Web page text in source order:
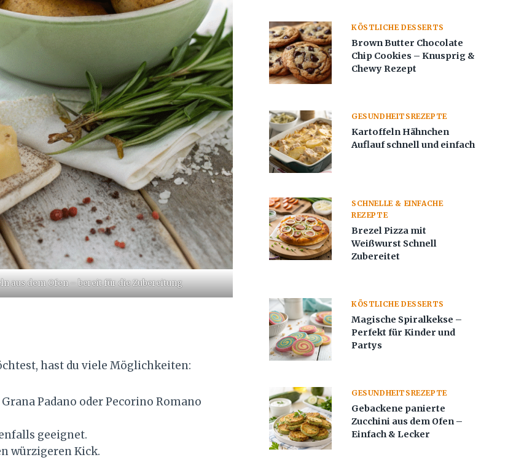
aus dem Ofen – bereit für die Zubereitung
hast du viele Möglichkeiten:
Padano oder Pecorino Romano
geeignet.
würzigeren Kick.
KÖSTLICHE DESSERTS
Brown Butter Chocolate
Chip Cookies – Knusprig &
Chewy Rezept
GESUNDHEITSREZEPTE
Kartoffeln Hähnchen
Auflauf schnell und einfach
SCHNELLE & EINFACHE
REZEPTE
Brezel Pizza mit
Weißwurst Schnell
Zubereitet
KÖSTLICHE DESSERTS
Magische Spiralkekse –
Perfekt für Kinder und
Partys
GESUNDHEITSREZEPTE
Gebackene panierte
Zucchini aus dem Ofen –
Einfach & Lecker